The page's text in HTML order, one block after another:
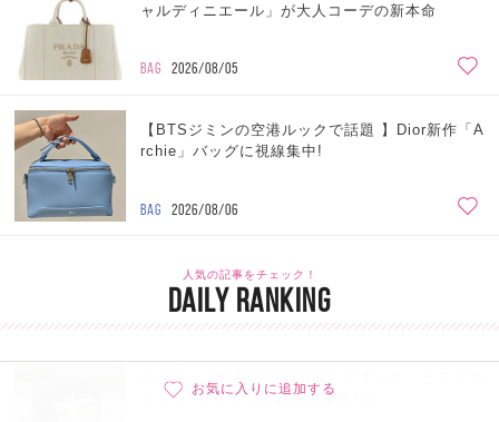
お気に入りに追加する
ャルディニエール」が大人コーデの新本命
BAG 2026/08/05
【BTSジミンの空港ルックで話題 】Dior新作「A
rchie」バッグに視線集中!
BAG 2026/08/06
人気の記事をチェック！
DAILY RANKING
ってる?ブランドの魅力も深堀り♪